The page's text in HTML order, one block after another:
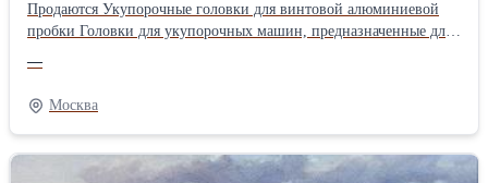
Продаются Укупорочные головки для винтовой алюминиевой
пробки Головки для укупорочных машин, предназначенные для
пищевого оборудования с описанием и фото на сайте. г. Москва,
Компания Е4А(0)
—
Москва